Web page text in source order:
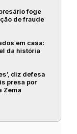
foge
de fraude
em casa:
da história
diz defesa
presa por
Zema